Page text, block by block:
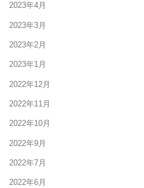
2023年4月
2023年3月
2023年2月
2023年1月
2022年12月
2022年11月
2022年10月
2022年9月
2022年7月
2022年6月